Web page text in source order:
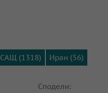
САЩ (1318) Иран (56)
Сподели: